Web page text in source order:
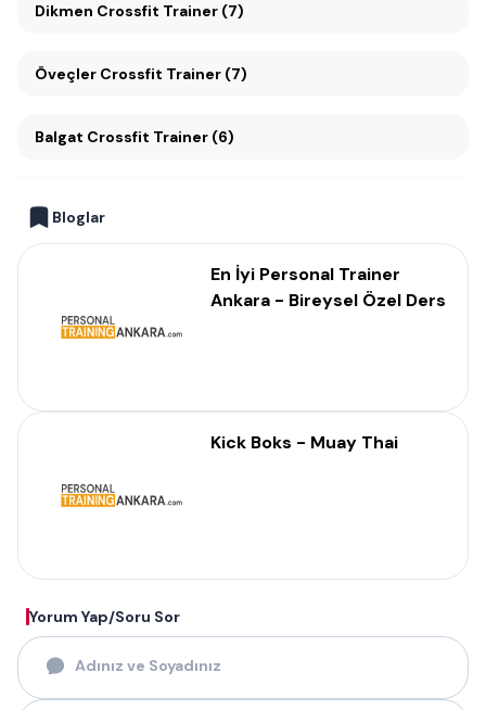
Dikmen Crossfit Trainer (7)
Öveçler Crossfit Trainer (7)
Balgat Crossfit Trainer (6)
Bloglar
En İyi Personal Trainer
Ankara - Bireysel Özel Ders
Kick Boks - Muay Thai
Yorum Yap/Soru Sor